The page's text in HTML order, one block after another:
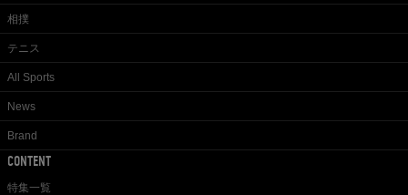
相撲
テニス
All Sports
News
Brand
CONTENT
特集一覧